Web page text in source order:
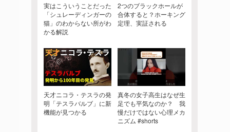
実はこういうことだった
「シュレーディンガーの
猫」のわからない所がわ
かる解説
2つのブラックホールが
合体すると？ホーキング
定理、実証される
天才ニコラ・テスラの発
明「テスラバルブ」に新
機能が見つかる
真冬の女子高生はなぜ生
足でも平気なのか？ 我
慢だけではない心理メカ
ニズム #shorts